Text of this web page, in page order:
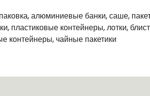
алюминиевые банки, саше,
пластиковые контейнеры, лотки,
контейнеры, чайные пакетики